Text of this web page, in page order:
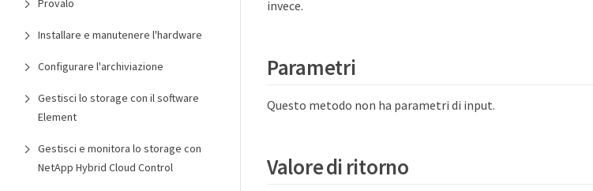
Provalo
Installare e manutenere l'hardware
Configurare l'archiviazione
Gestisci lo storage con il software
Element
Gestisci e monitora lo storage con
NetApp Hybrid Cloud Control
invece.
Parametri
Questo metodo non ha parametri di input.
Valore di ritorno